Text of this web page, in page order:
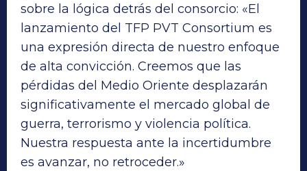
sobre la lógica detrás del consorcio: «El
lanzamiento del TFP PVT Consortium es
una expresión directa de nuestro enfoque
de alta convicción. Creemos que las
pérdidas del Medio Oriente desplazarán
significativamente el mercado global de
guerra, terrorismo y violencia política.
Nuestra respuesta ante la incertidumbre
es avanzar, no retroceder.»